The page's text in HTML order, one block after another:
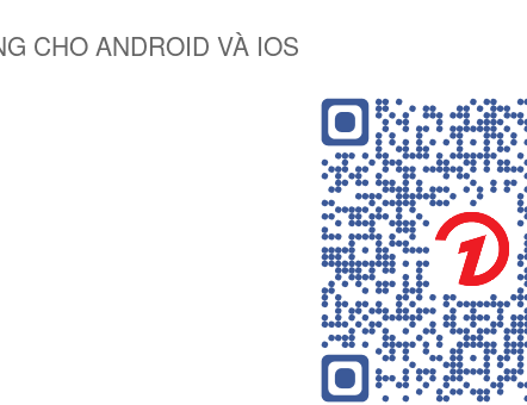
CHO ANDROID VÀ IOS